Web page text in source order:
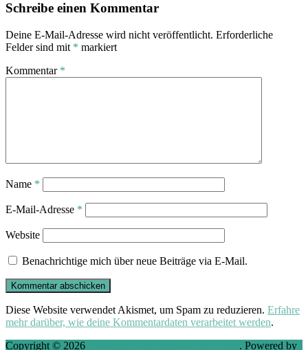
Schreibe einen Kommentar
Deine E-Mail-Adresse wird nicht veröffentlicht. Erforderliche
Felder sind mit * markiert
Kommentar *
Name *
E-Mail-Adresse *
Website
Benachrichtige mich über neue Beiträge via E-Mail.
Diese Website verwendet Akismet, um Spam zu reduzieren. Erfahre
mehr darüber, wie deine Kommentardaten verarbeitet werden.
Copyright © 2026
. Powered by